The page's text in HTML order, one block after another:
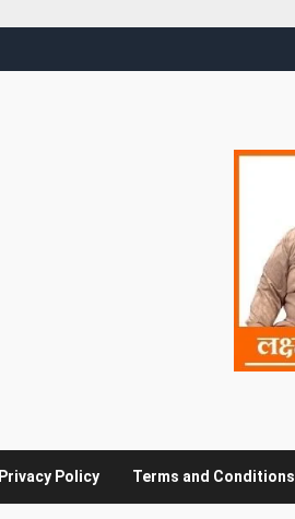
Privacy Policy Terms and Conditions